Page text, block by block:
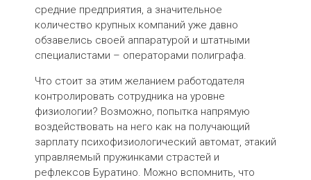
средние предприятия, а значительное
количество крупных компаний уже давно
обзавелись своей аппаратурой и штатными
специалистами – операторами полиграфа.
Что стоит за этим желанием работодателя
контролировать сотрудника на уровне
физиологии? Возможно, попытка напрямую
воздействовать на него как на получающий
зарплату психофизиологический автомат, этакий
управляемый пружинками страстей и
рефлексов Буратино. Можно вспомнить, что